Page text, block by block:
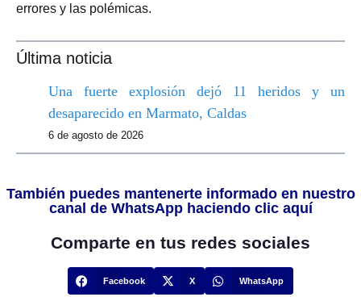
errores y las polémicas.
Última noticia
Una fuerte explosión dejó 11 heridos y un
desaparecido en Marmato, Caldas
6 de agosto de 2026
También puedes mantenerte informado en nuestro
canal de WhatsApp haciendo clic aquí
Comparte en tus redes sociales
Facebook X WhatsApp